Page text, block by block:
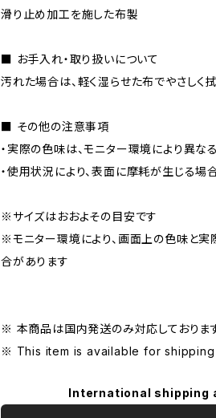
滑り止め加工を施した布製
■ お手入れ・取り扱いについて
汚れた場合は、軽く湿らせた布でやさしく
■ その他の注意事項
・実際の色味は、モニター環境により異な
・使用状況により、表面に摩耗が生じる場
※サイズはおおよその目安です
※モニター環境により、画面上の色味と
合があります
※ 本商品は国内発送のみ対応しております
※ This item is available for
International shipping